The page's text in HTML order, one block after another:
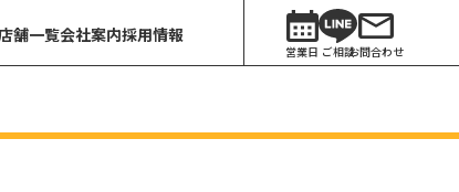
舗一覧会社案内採用情報
営業日 ご相談お問合わせ